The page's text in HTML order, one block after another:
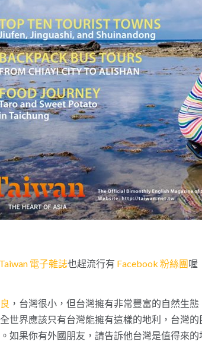
電子雜誌也趕流行有 Facebook 粉絲團喔
，台灣很小，但台灣擁有非常豐富的自然生
世界應該只有台灣能擁有這樣的地利，台灣
。如果你有外國朋友，請告訴他台灣是值得來的